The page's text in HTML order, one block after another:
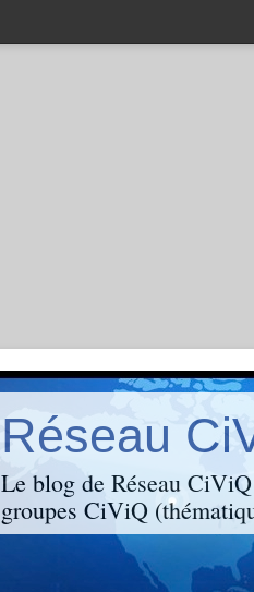
Réseau
Le blog de Réseau
groupes CiViQ